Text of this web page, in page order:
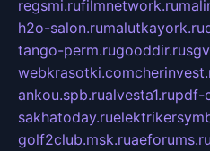
regsmi.rufilmnetwork.ru
h2o-salon.rumalutkayork.ru
tango-perm.rugooddir.ru
webkrasotki.com
ankou.spb.rualvesta1.rupdf-
sakhatoday.ru
golf2club.msk.ruaeforums.ru